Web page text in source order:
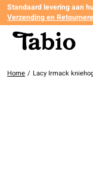
Standaard levering aan
Verzending en
Home / Lacy Irmack